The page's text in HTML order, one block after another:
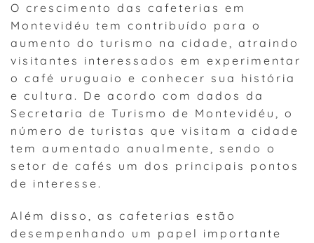
O crescimento das cafeterias em
Montevidéu tem contribuído para o
aumento do turismo na cidade, atraindo
visitantes interessados em experimentar
o café uruguaio e conhecer sua história
e cultura. De acordo com dados da
Secretaria de Turismo de Montevidéu, o
número de turistas que visitam a cidade
tem aumentado anualmente, sendo o
setor de cafés um dos principais pontos
de interesse.
Além disso, as cafeterias estão
desempenhando um papel importante